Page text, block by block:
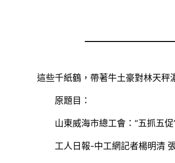
這些千紙鶴，帶著牛土豪對林天秤
原題目：
山東威海市總工會：“五抓五
工人日報-中工網記者楊明清